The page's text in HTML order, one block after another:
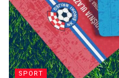
SPORT